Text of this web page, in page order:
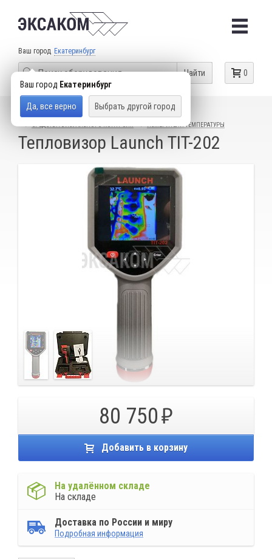
Ваш город Екатеринбург
Ваш город Екатеринбург
Да, все верно Выбрать другой город
0
Найти
КАТАЛОГ ТОВАРОВ
ДИАГНОСТИЧЕСКОЕ ОБОРУДОВАНИЕ
ИЗМЕРИТЕЛИ ТЕМПЕРАТУРЫ
Тепловизор Launch TIT-202
80 750
Добавить в корзину
На удалённом складе
На складе
Доставка по России и миру
Подробная информация